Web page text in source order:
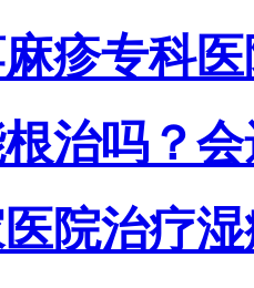
疹专科
治吗？
院治疗